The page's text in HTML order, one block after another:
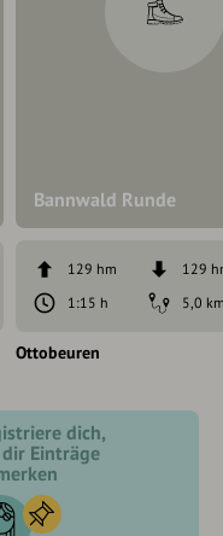
Bannwald Runde
129 hm
129
1:15 h
5,0
Ottobeuren
dich,
Einträge